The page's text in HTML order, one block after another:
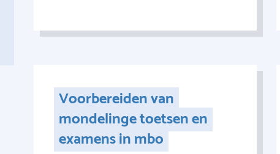
Voorbereiden van
mondelinge toetsen en
examens in mbo